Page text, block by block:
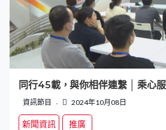
同行45載，與你相伴連繫 │ 乘心
資訊節目 2024年10月08日
新聞資訊 推廣